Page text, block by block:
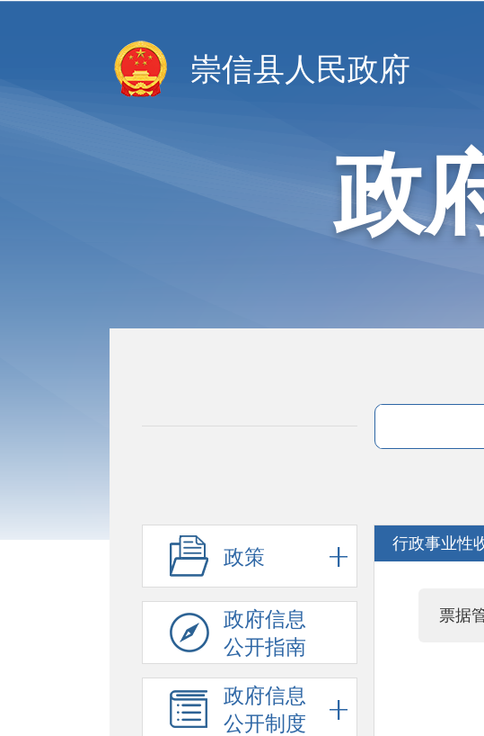
崇信县人民政府
政
政策
政府信息
公开指南
政府信息
公开制度
行政事业性
票据